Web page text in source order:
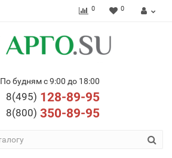
0 0
По будням с 9:00 до 18:00
8(495) 128-89-95
8(800) 350-89-95